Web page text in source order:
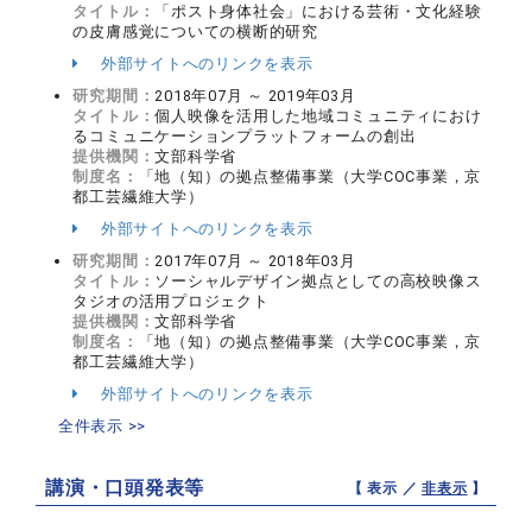
タイトル：
「ポスト身体社会」における芸術・文化経験
の皮膚感覚についての横断的研究
外部サイトへのリンクを表示
研究期間：2018年07月 ～ 2019年03月
タイトル：個人映像を活用した地域コミュニティにおけ
るコミュニケーションプラットフォームの創出
提供機関：文部科学省
制度名：
「地（知）の拠点整備事業（大学COC事業，京
都工芸繊維大学）
外部サイトへのリンクを表示
研究期間：2017年07月 ～ 2018年03月
タイトル： ソーシャルデザイン拠点としての高校映像ス
タジオの活用プロジェクト
提供機関：文部科学省
制度名：
「地（知）の拠点整備事業（大学COC事業，京
都工芸繊維大学）
外部サイトへのリンクを表示
全件表示 >>
講演・口頭発表等 【 表示 ／非表示 】